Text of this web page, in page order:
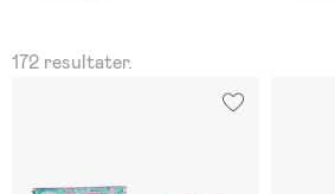
172 resultater.